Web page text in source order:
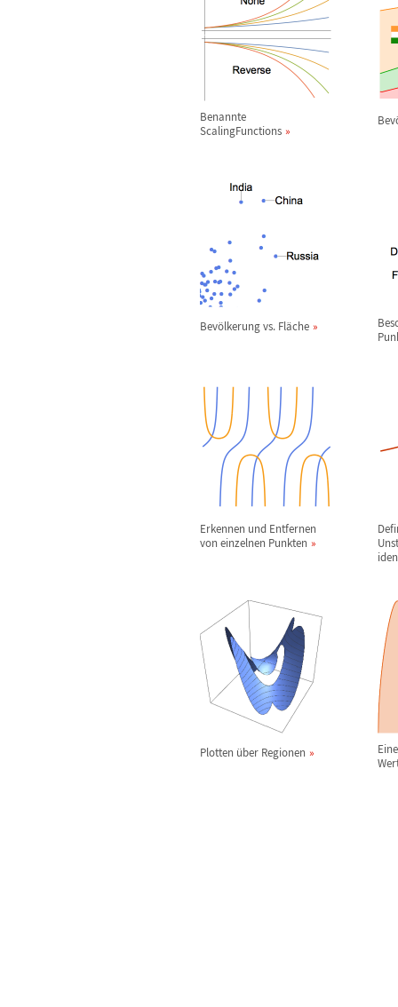
Benannte
ScalingFunctions
Bev
Bevölkerung vs. Fläche
Erkennen und Entfernen
von einzelnen Punkten
Plotten über Regionen